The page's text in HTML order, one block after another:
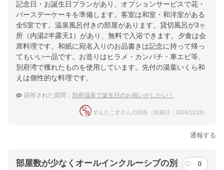
記念日・お誕生日プランがあり、オプションサービスで花・
バースデーケーキを準備します。客室は和室・和洋室がある
全5室です。温泉風呂付きの部屋があります。貸切風呂が3ヶ
所（内湯2半露天1）があり、無料で入浴できます。夕食は会
席料理です。和紙に宛名入りのお品書きは記念に持って帰っ
てもいい一品です。お造りはヒラメ・カンパチ・車エビ等、
別府湾で獲れたものを使用しています。先付の湯葉いくら和
えは個性的な料理です。
回答された質問： 別府温泉で誕生日のお祝いがしたい！
ずんたこすさんの回答（投稿日：2024/11/18）
通報する
部屋数が少なくオールインクルーシブの別
0